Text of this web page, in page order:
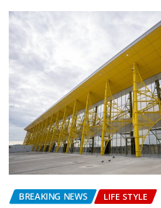
BREAKING NEWS LIFE STYLE